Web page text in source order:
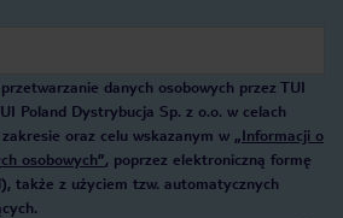
danych osobowych przez TUI
Poland Dystrybucja Sp. z o.o. w celach
oraz celu wskazanym w „Informacji o
osobowych”, poprzez elektroniczną formę
także z użyciem tzw. automatycznych